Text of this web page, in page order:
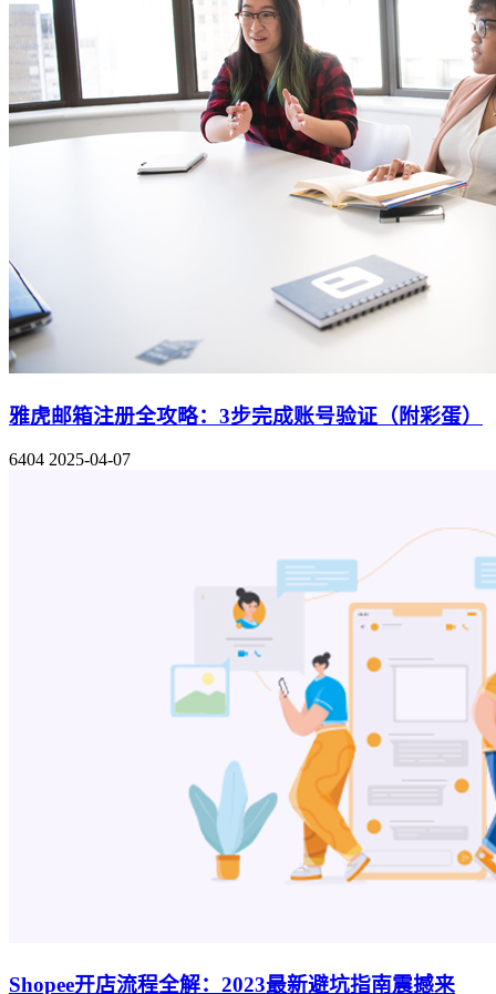
雅虎邮箱注册全攻略：3步完成账号验证（附彩蛋）
6404 2025-04-07
Shopee开店流程全解：2023最新避坑指南震撼来